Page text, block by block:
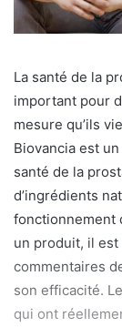
La santé de la
important pour
mesure qu’ils
Biovancia est
santé de la
d’ingrédients
fonctionnement
un produit, il
commentaires
son efficacité.
qui ont